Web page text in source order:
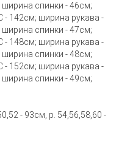
спинки - 46см;
- 142см; ширина рукава -
спинки - 47см;
- 148см; ширина рукава -
спинки - 48см;
- 152см; ширина рукава -
спинки - 49см;
- 93см, р. 54,56,58,60 -